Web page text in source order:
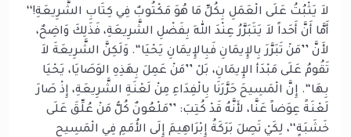
لاَ يَثْبُتُ عَلَى الْعَمَلِ بِكُلِّ مَا هُوَ مَكْتُوبٌ فِي كِتَابِ الشَّرِيعَةِ!‘‘
أَمَّا أَنَّ أَحَداً لاَ يَتَبَرَّرُ عِنْدَ اللهِ بِفَضْلِ الشَّرِيعَةِ، فَذَلِكَ وَاضِحٌ،
لأَنَّ ’’مَنْ تَبَرَّرَ بِالإِيمَانِ فَبِالإِيمَانِ يَحْيَا‘‘. وَلَكِنَّ الشَّرِيعَةَ لاَ
تَقُومُ عَلَى مَبْدَأ الإِيمَانِ، بَلْ ’’مَنْ عَمِلَ بِهَذِهِ الوَصَايَا، يَحْيَا
بِهَا‘‘. إِنَّ الْمَسِيحَ حَرَّرَنَا بِالْفِدَاءِ مِنْ لَعْنَةِ الشَّرِيعَةِ، إِذْ صَارَ
لَعْنَةً عِوَضاً عَنَّا، لأَنَّهُ قَدْ كُتِبَ: ’’مَلْعُونٌ كُلُّ مَنْ عُلِّقَ عَلَى
خَشَبَةٍ‘‘، لِكَيْ تَصِلَ بَرَكَةُ إِبْرَاهِيمَ إِلَى الأُمَمِ فِي الْمَسِيحِ